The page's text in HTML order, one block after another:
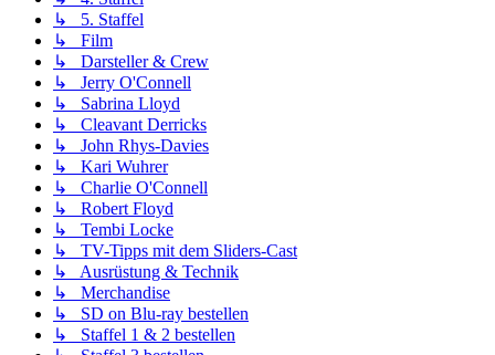
↳ 5. Staffel
↳ Film
↳ Darsteller & Crew
↳ Jerry O'Connell
↳ Sabrina Lloyd
↳ Cleavant Derricks
↳ John Rhys-Davies
↳ Kari Wuhrer
↳ Charlie O'Connell
↳ Robert Floyd
↳ Tembi Locke
↳ TV-Tipps mit dem Sliders-Cast
↳ Ausrüstung & Technik
↳ Merchandise
↳ SD on Blu-ray bestellen
↳ Staffel 1 & 2 bestellen